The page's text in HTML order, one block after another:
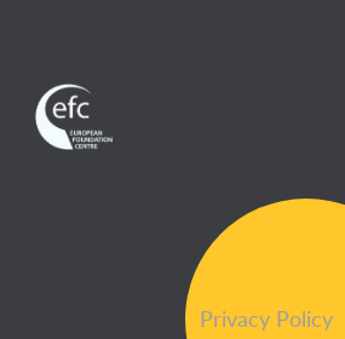
Privacy Policy